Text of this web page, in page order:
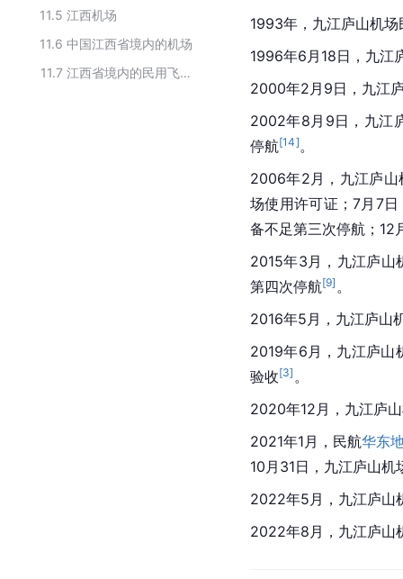
11.5 江西机场
11.6 中国江西省境内的机场
11.7
江西省境内的民用飞机场
1993年，九江庐山机
1996年6月18日，九江
2000年2月9日，九江
2002年8月9日，九江
停航[14] 。
2006年2月，九江庐山
场使用许可证；7月7
备不足第三次停航；12
2015年3月，九江庐山
第四次停航[9] 。
2016年5月，九江庐山
2019年6月，九江庐山
验收[3] 。
2020年12月，九江庐
2021年1月，民航华东
10月31日，九江庐山机
2022年5月，九江庐
2022年8月，九江庐山